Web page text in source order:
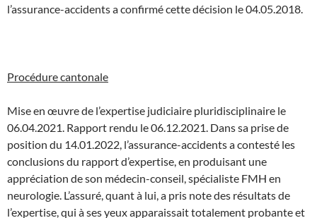
l’assurance-accidents a confirmé cette décision le 04.05.2018.
Procédure cantonale
Mise en œuvre de l’expertise judiciaire pluridisciplinaire le
06.04.2021. Rapport rendu le 06.12.2021. Dans sa prise de
position du 14.01.2022, l’assurance-accidents a contesté les
conclusions du rapport d’expertise, en produisant une
appréciation de son médecin-conseil, spécialiste FMH en
neurologie. L’assuré, quant à lui, a pris note des résultats de
l’expertise, qui à ses yeux apparaissait totalement probante et